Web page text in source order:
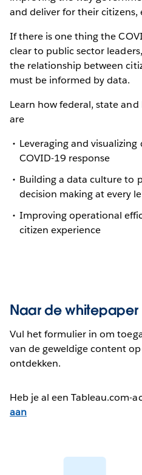
and deliver for their citizens,
If there is one thing the
clear to public sector
the relationship between
must be informed by data.
Learn how federal, state
are
Leveraging and
COVID-19 response
Building a data culture to
decision making at every
Improving operational
citizen experience
Naar de whitepaper
Vul het formulier in om
van de geweldige content
ontdekken.
Heb je al een Tableau.com-
aan